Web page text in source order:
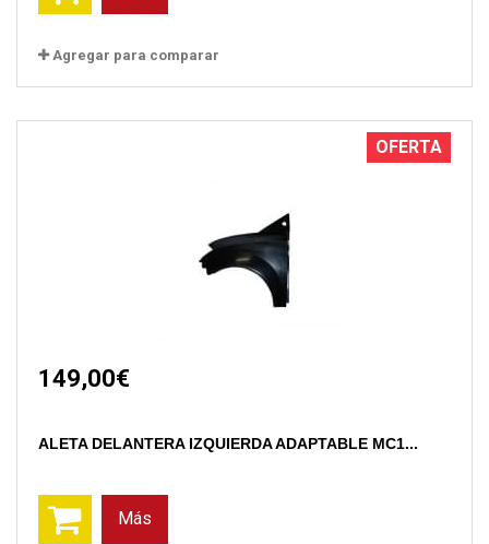
Agregar para comparar
OFERTA
149,00€
ALETA DELANTERA IZQUIERDA ADAPTABLE MC1...
Más